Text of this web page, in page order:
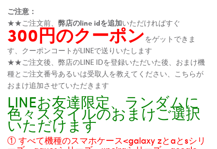
ご注意：
★★ご注文前、 弊店のline idを追加いただければすぐ
300円のクーポンをゲットできま
す、クーポンコートがLINEで送りいたします
★★ご注文後、弊店のLINE IDを登録いただいた後、おまけ機
種とご注文番号あるいは受取人を教えてください、こちらが
おまけ追加させていただきます
LINEお友達限定、ランダムに
色々スタイルのおまけご選択
いただけます
① すべて機種のスマホケース<galaxy zとaとsシリ